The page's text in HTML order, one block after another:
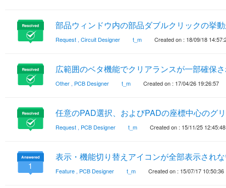
部品ウィンドウ内の部品ダブルクリックの挙
Request , Circuit Designer t_m Created on : 18/09/18
広範囲のベタ機能でクリアランスが一部確保
Other , PCB Designer t_m Created on : 17/04/26 19:26:57
任意のPAD選択、およびPADの座標中心のグ
Request , PCB Designer t_m Created on : 15/11/25 12:45:48
1
表示・機能切り替えアイコンが全部表示され
Feature , PCB Designer t_m Created on : 15/07/17 10:50:36